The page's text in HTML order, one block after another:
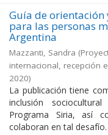
Guía de orientación
para las personas
Argentina
Mazzanti, Sandra (
internacional, recepción
2020)
La publicación tiene
inclusión
Programa Siria, así
colaboran en tal